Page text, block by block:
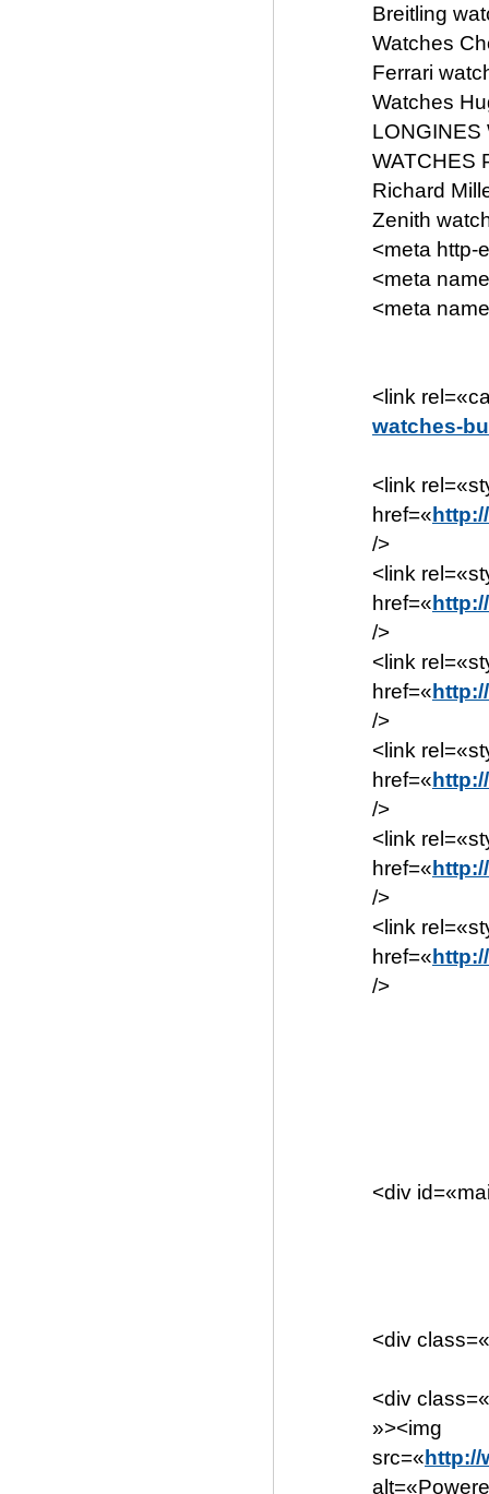
Breitling
Watches
Ferrari
Watches
LONGINES
WATCHES
Richard
Zenith
<meta http-
<meta
<meta
<link
watches-
<link
href=«
/>
<link
href=«
/>
<link
href=«
/>
<link
href=«
/>
<link
href=«
/>
<link
href=«
/>
<div
<div
<div
»><img
src=«http://